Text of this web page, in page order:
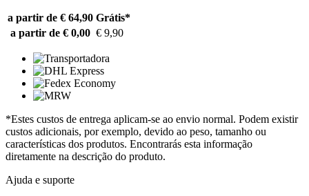
a partir de € 64,90 Grátis*
a partir de € 0,00 € 9,90
*Estes custos de entrega aplicam-se ao envio normal. Podem existir
custos adicionais, por exemplo, devido ao peso, tamanho ou
características dos produtos. Encontrarás esta informação
diretamente na descrição do produto.
Ajuda e suporte